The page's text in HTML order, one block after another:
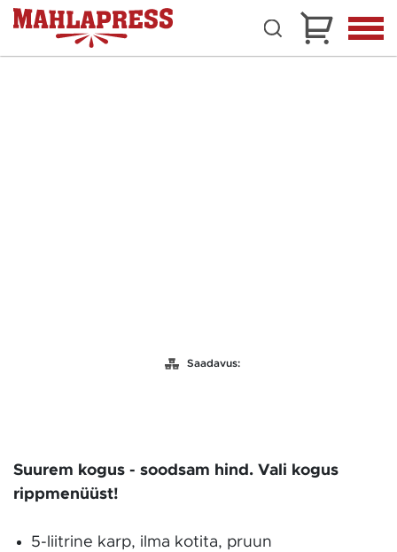
Saadavus:
Suurem kogus - soodsam hind. Vali kogus
rippmenüüst!
5-liitrine karp, ilma kotita, pruun